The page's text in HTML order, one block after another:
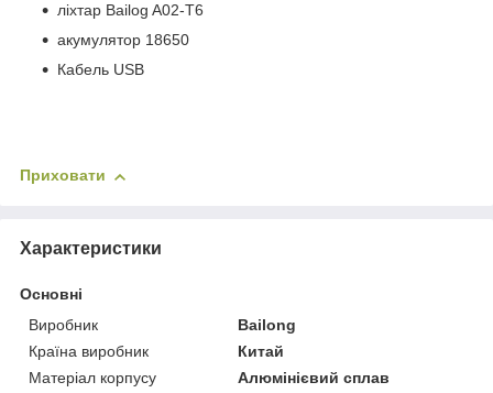
ліхтар Bailog A02-T6
акумулятор 18650
Кабель USB
Приховати
Характеристики
Основні
Виробник
Bailong
Країна виробник
Китай
Матеріал корпусу
Алюмінієвий сплав